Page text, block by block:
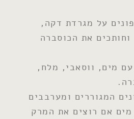
על מגרדת דקה,
וחותכים את הכוסברה
עם מים, ווסאבי, מלח,
המגוררים ומערבבים
מים אם רוצים את המרק